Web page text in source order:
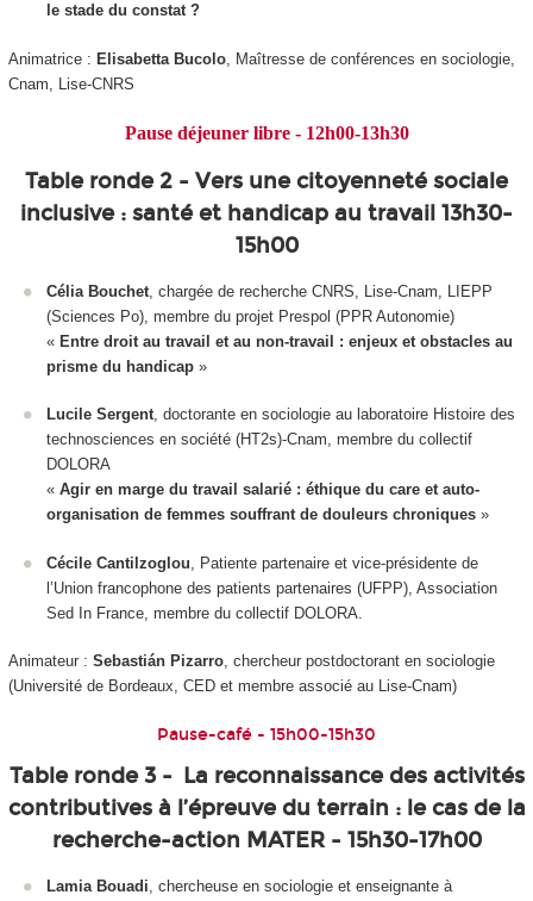
le stade du constat ?
Animatrice : Elisabetta Bucolo, Maîtresse de conférences en sociologie,
Cnam, Lise-CNRS
Pause déjeuner libre - 12h00-13h30
Table ronde 2 - Vers une citoyenneté sociale
inclusive : santé et handicap au travail 13h30-
15h00
Célia Bouchet , chargée de recherche CNRS, Lise-Cnam, LIEPP
(Sciences Po), membre du projet Prespol (PPR Autonomie)
« Entre droit au travail et au non-travail : enjeux et obstacles au
prisme du handicap »
Lucile Sergent, doctorante en sociologie au laboratoire Histoire des
technosciences en société (HT2s)-Cnam, membre du collectif
DOLORA
« Agir en marge du travail salarié : éthique du care et auto-
organisation de femmes souffrant de douleurs chroniques »
Cécile Cantilzoglou , Patiente partenaire et vice-présidente de
l’Union francophone des patients partenaires (UFPP), Association
Sed In France, membre du collectif DOLORA.
Animateur : Sebastián Pizarro, chercheur postdoctorant en sociologie
(Université de Bordeaux, CED et membre associé au Lise-Cnam)
Pause-café - 15h00-15h30
Table ronde 3 - La reconnaissance des activités
contributives à l’épreuve du terrain : le cas de la
recherche-action MATER - 15h30-17h00
Lamia Bouadi, chercheuse en sociologie et enseignante à